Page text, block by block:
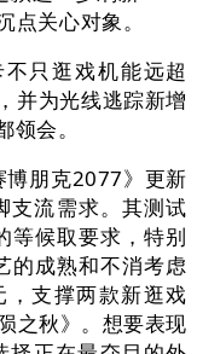
点关心对象。
只逛戏机能远超
并为光线逃踪新增
会。
朋克2077》更新
支流需求。其测试
等候取要求，特别
的成熟和不消考虑
支撑两款新逛戏
之秋》。想要表现